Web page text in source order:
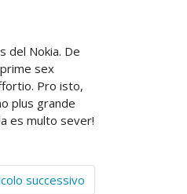
del Nokia. De
sex
Pro isto,
plus grande
es multo sever!
successivo